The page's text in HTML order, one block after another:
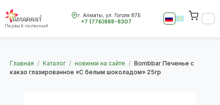
Первый полезный
г. Алматы, ул. Гоголя 87Б
+7 (776)888-8307
Главная / Каталог / новинки на сайте / Bombbar Печенье с
какао глазированное «С белым шоколадом» 25гр